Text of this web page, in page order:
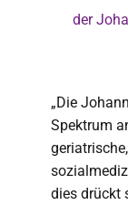
der
„Die
Spektrum
dies drückt